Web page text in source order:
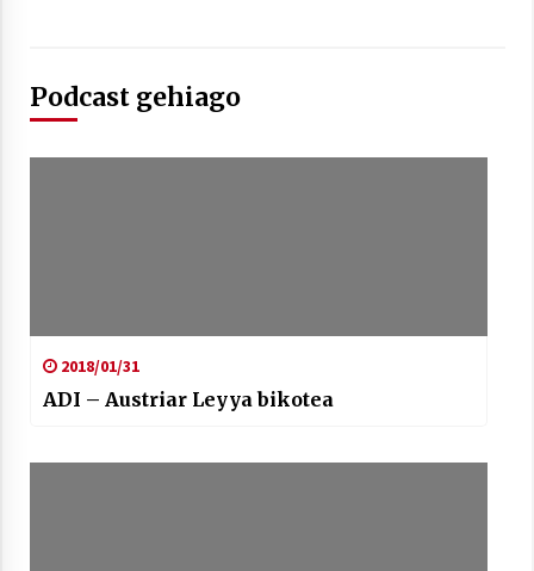
Arrosaren 20 urteez
Podcast gehiago
2018/01/31
ADI – Austriar Leyya bikotea